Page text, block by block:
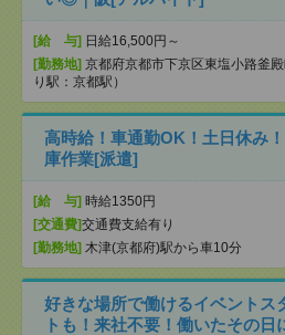
[給 与] 日給16,500円～
[勤務地] 京都府京都市下京区東塩小路釜
り駅：京都駅）
高時給！車通勤OK！土日休み
庫作業[派遣]
[給 与] 時給1350円
[交通費]交通費支給有り
[勤務地] 木津(京都府)駅から車10分
好きな場所で働けるイベント
トも！来社不要！働いたその日